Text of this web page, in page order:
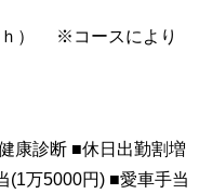
ｈ） ※コースにより
康診断 ■休日出勤割増
(1万5000円) ■愛車手当